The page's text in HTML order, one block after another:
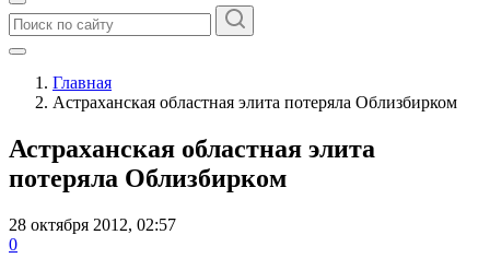
Главная
Астраханская областная элита потеряла Облизбирком
Астраханская областная элита
потеряла Облизбирком
28 октября 2012, 02:57
0